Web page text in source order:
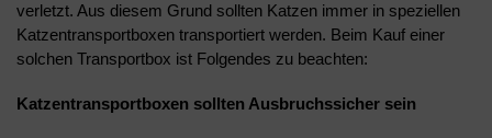
verletzt. Aus diesem Grund sollten Katzen immer in speziellen
Katzentransportboxen transportiert werden. Beim Kauf einer
solchen Transportbox ist Folgendes zu beachten:
Katzentransportboxen sollten Ausbruchssicher sein